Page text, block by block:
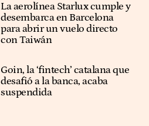
La aerolínea Starlux cumple y
desembarca en Barcelona
para abrir un vuelo directo
con Taiwán
Goin, la ‘fintech’ catalana que
desafió a la banca, acaba
suspendida